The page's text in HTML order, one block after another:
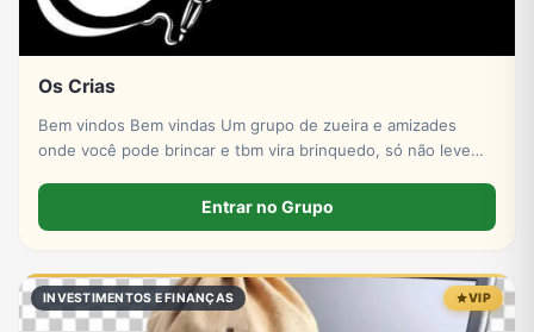
Os Crias
Bem vindos Bem vindas Um grupo de zueira e amizades
onde você pode brincar e tbm vira brinquedo, só não levem
Entrar no Grupo
INVESTIMENTOS E FINANÇAS VIP